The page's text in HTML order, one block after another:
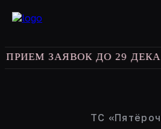
ЗАЯВОК ДО 29 ДЕКАБРЯ
ТС